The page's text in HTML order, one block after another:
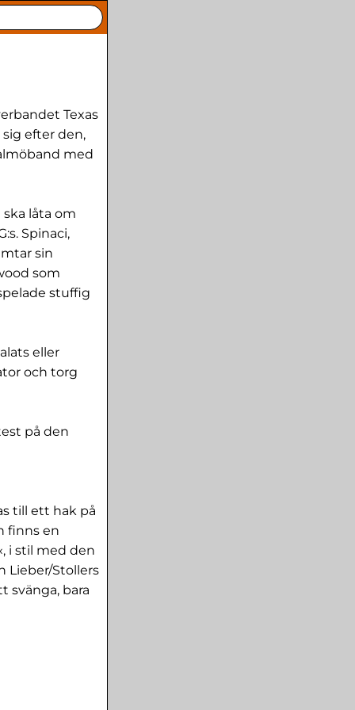
Texas
efter den,
med
låta om
Spinaci,
sin
som
stuffig
eller
och torg
på den
till ett hak på
finns en
i stil med den
Lieber/Stollers
svänga, bara